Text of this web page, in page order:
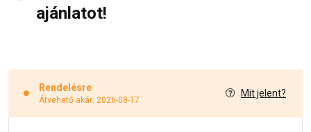
ajánlatot!
Rendelésre
Átvehető akár: 2026-08-17
Mit jelent?